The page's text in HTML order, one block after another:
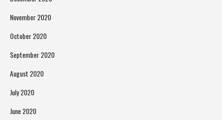
November 2020
October 2020
September 2020
August 2020
July 2020
June 2020